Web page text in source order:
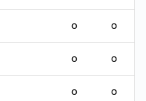
0 0
0 0
0 0